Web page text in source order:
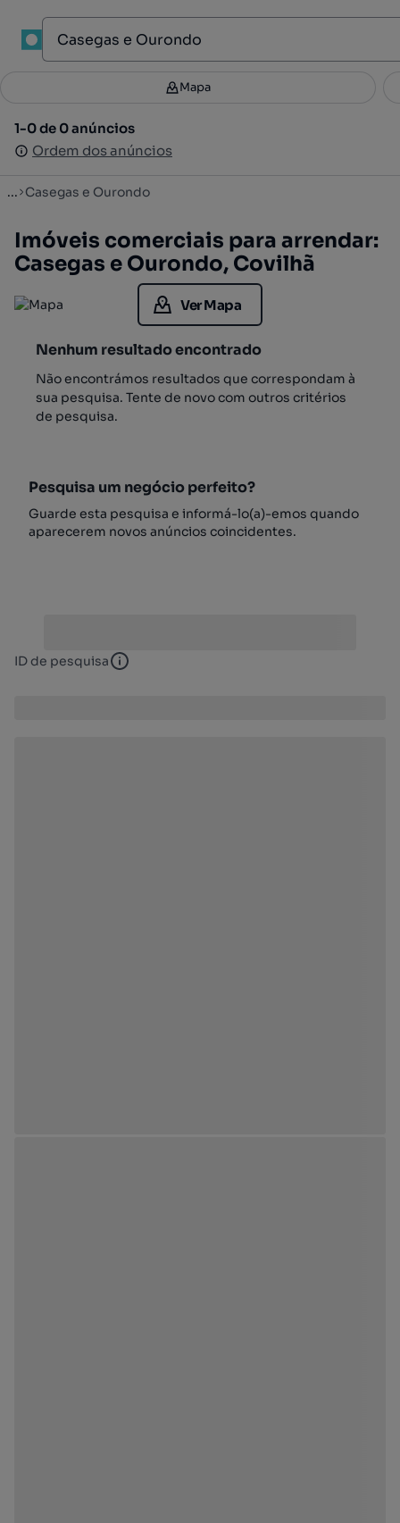
Filtros 3
1-0 de 0 anúncios
Ordem dos anúncios
Mapa
1-0 de 0 anúncios
Ordem dos anúncios
... Casegas e Ourondo
Imóveis comerciais para arrendar:
Casegas e Ourondo, Covilhã
Ver Mapa
Nenhum resultado encontrado
Não encontrámos resultados que correspondam à
sua pesquisa. Tente de novo com outros critérios
de pesquisa.
Pesquisa um negócio perfeito?
Guarde esta pesquisa e informá-lo(a)-emos quando
aparecerem novos anúncios coincidentes.
ID de pesquisa ID de pesquisa